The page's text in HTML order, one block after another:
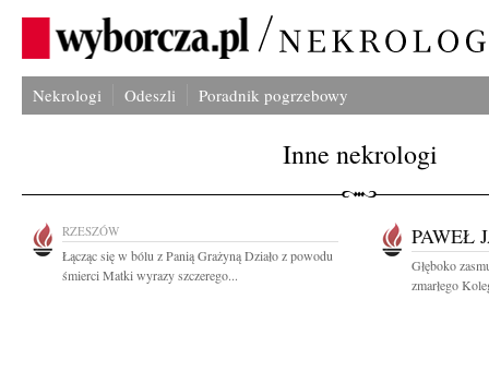
Nekrologi Odeszli Poradnik pogrzebowy
Inne nekrologi
RZESZÓW
Łącząc się w bólu z Panią Grażyną Działo z powodu
śmierci Matki wyrazy szczerego...
PAWEŁ
Głęboko
zmarłego